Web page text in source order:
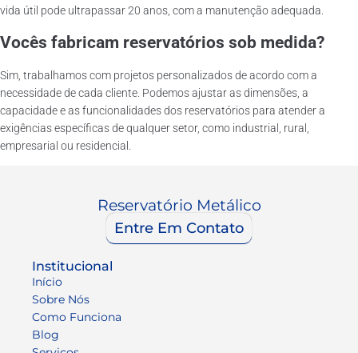
vida útil pode ultrapassar 20 anos, com a manutenção adequada.
Vocês fabricam reservatórios sob medida?
Sim, trabalhamos com projetos personalizados de acordo com a
necessidade de cada cliente. Podemos ajustar as dimensões, a
capacidade e as funcionalidades dos reservatórios para atender a
exigências específicas de qualquer setor, como industrial, rural,
empresarial ou residencial.
Reservatório Metálico
Entre Em Contato
Institucional
Início
Sobre Nós
Como Funciona
Blog